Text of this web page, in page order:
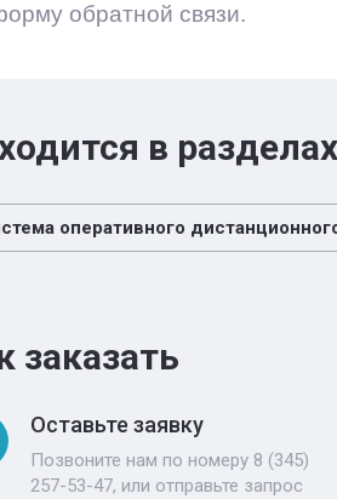
обратной связи.
в разделах
оперативного
заказать
Оставьте заявку
Позвоните нам по номеру 8 (345)
257-53-47, или отправьте запрос